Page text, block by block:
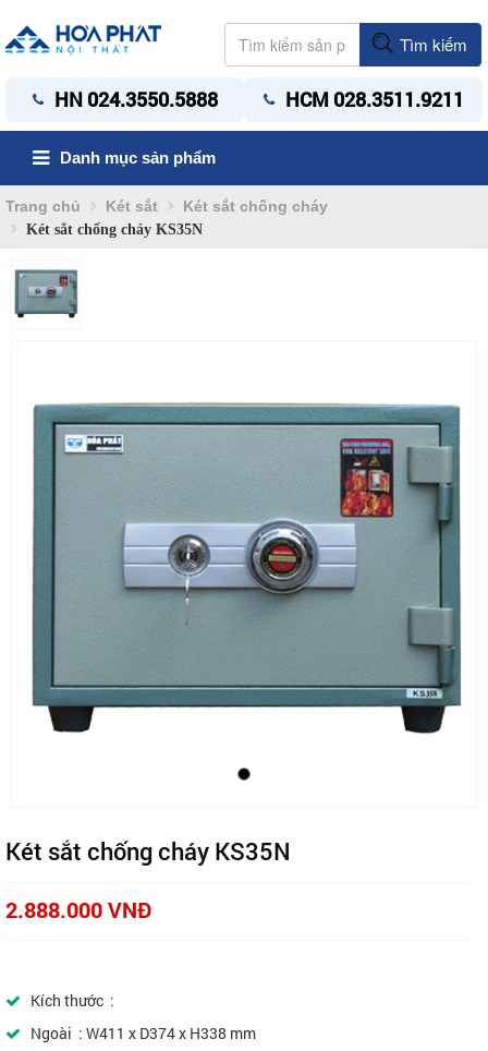
Tìm kiếm
HN 024.3550.5888 HCM 028.3511.9211
Danh mục sản phẩm
Trang chủ Két sắt Két sắt chống cháy
Két sắt chống cháy KS35N
Két sắt chống cháy KS35N
2.888.000 VNĐ
Kích thước :
Ngoài : W411 x D374 x H338 mm